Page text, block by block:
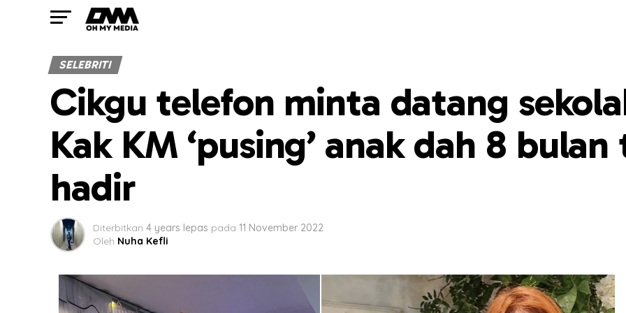
SELEBRITI
Cikgu telefon minta datang
Kak KM ‘pusing’ anak dah 8 bulan
hadir
Diterbitkan 4 years lepas pada 11 November 2022
Oleh Nuha Kefli